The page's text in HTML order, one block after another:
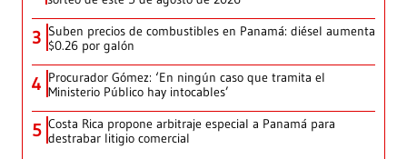
3 Suben precios de combustibles en Panamá: diésel aumenta
$0.26 por galón
4 Procurador Gómez: ‘En ningún caso que tramita el
Ministerio Público hay intocables’
5 Costa Rica propone arbitraje especial a Panamá para
destrabar litigio comercial